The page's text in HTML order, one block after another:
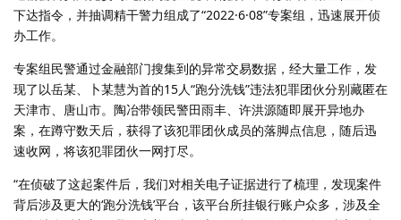
下达指令，并抽调精干警力组成了“2022·6·08”专案组，迅速展开侦
办工作。
专案组民警通过金融部门搜集到的异常交易数据，经大量工作，发
现了以岳某、卜某慧为首的15人“跑分洗钱”违法犯罪团伙分别藏匿在
天津市、唐山市。陶冶带领民警田雨丰、许洪源随即展开异地办
案，在蹲守数天后，获得了该犯罪团伙成员的落脚点信息，随后迅
速收网，将该犯罪团伙一网打尽。
“在侦破了这起案件后，我们对相关电子证据进行了梳理，发现案件
背后涉及更大的‘跑分洗钱’平台，该平台所挂银行账户众多，涉及全